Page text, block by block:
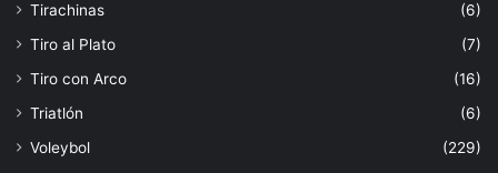
Tirachinas
(6)
Tiro al Plato
(7)
Tiro con Arco
(16)
Triatlón
(6)
Voleybol
(229)